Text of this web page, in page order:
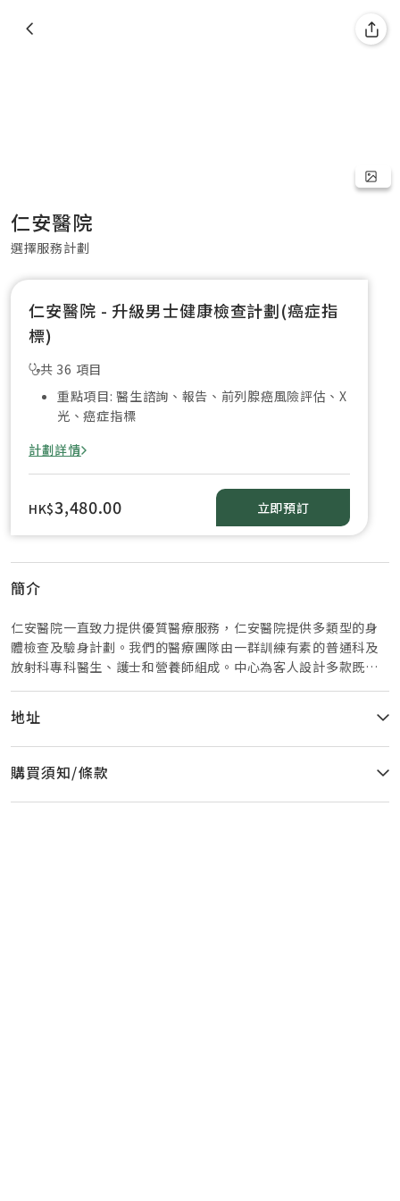
仁安醫院
選擇服務計劃
仁安醫院 - 升級男士健康檢查計劃(癌症指
標)
共 36 項目
重點項目: 醫生諮詢、報告、前列腺癌風險評估、X
光、癌症指標
計劃詳情
HK$3,480.00 立即預訂
簡介
仁安醫院一直致力提供優質醫療服務，仁安醫院提供多類型的身
體檢查及驗身計劃。我們的醫療團隊由一群訓練有素的普通科及
放射科專科醫生、護士和營養師組成。中心為客人設計多款既靈
活又全面的身體檢查，配備先進的醫療影像設備，並由獲得國際
認証的仁安醫院病理科實驗室作病理分析。
地址
購買須知/條款